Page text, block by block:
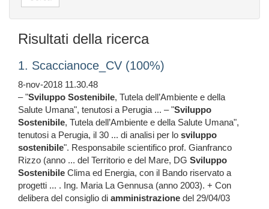
Risultati della ricerca
1. Scaccianoce_CV (100%)
8-nov-2018 11.30.48
– "Sviluppo Sostenibile, Tutela dell’Ambiente e della
Salute Umana", tenutosi a Perugia ... – "Sviluppo
Sostenibile, Tutela dell’Ambiente e della Salute Umana",
tenutosi a Perugia, il 30 ... di analisi per lo sviluppo
sostenibile". Responsabile scientifico prof. Gianfranco
Rizzo (anno ... del Territorio e del Mare, DG Sviluppo
Sostenibile Clima ed Energia, con il Bando riservato a
progetti ... . Ing. Maria La Gennusa (anno 2003). + Con
delibera del consiglio di amministrazione del 29/04/03